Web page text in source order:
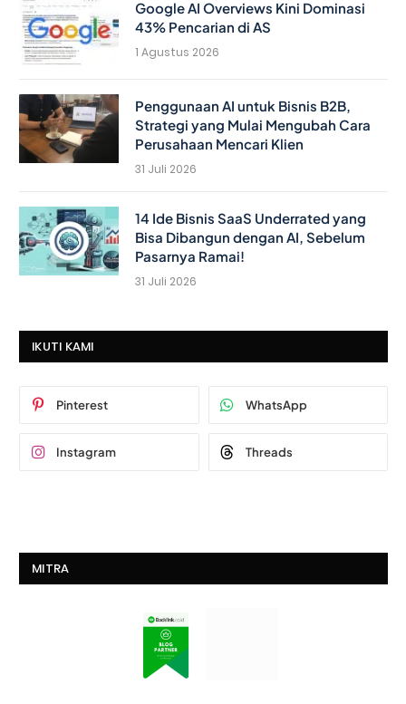
Google AI Overviews Kini Dominasi
43% Pencarian di AS
1 Agustus 2026
Penggunaan AI untuk Bisnis B2B,
Strategi yang Mulai Mengubah Cara
Perusahaan Mencari Klien
31 Juli 2026
14 Ide Bisnis SaaS Underrated yang
Bisa Dibangun dengan AI, Sebelum
Pasarnya Ramai!
31 Juli 2026
IKUTI KAMI
Pinterest WhatsApp
Instagram Threads
MITRA